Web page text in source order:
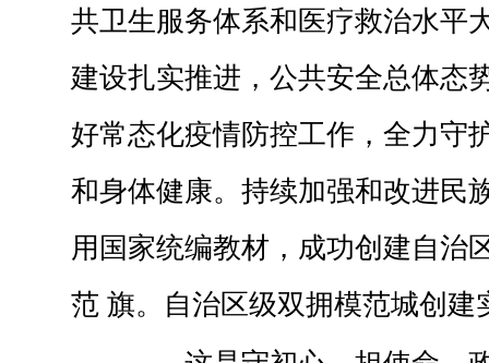
共卫生服务体系和医疗救治水平
建设扎实推进，公共安全总体态
好常态化疫情防控工作，全力守
和身体健康。持续加强和改进民
用国家统编教材，成功创建自治
范 旗。自治区级双拥模范城创建